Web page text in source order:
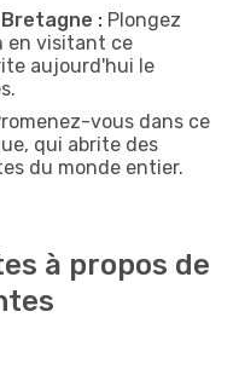
: Plongez
en visitant ce
aujourd'hui le
vous dans ce
qui abrite des
du monde entier.
à propos de